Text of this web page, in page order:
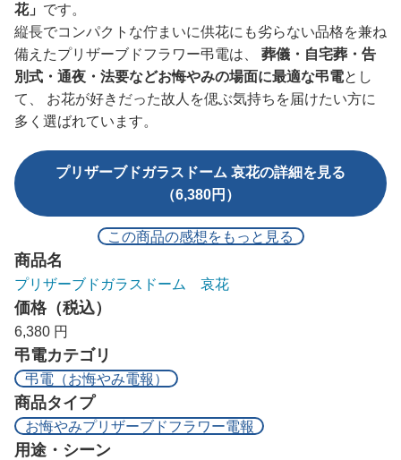
花」 です。
縦長でコンパクトな佇まいに供花にも劣らない品格を兼ね
備えたプリザーブドフラワー弔電は、 葬儀・自宅葬・告
別式・通夜・法要などお悔やみの場面に最適な弔電とし
て、 お花が好きだった故人を偲ぶ気持ちを届けたい方に
多く選ばれています。
プリザーブドガラスドーム 哀花の詳細を見る
（6,380円）
この商品の感想をもっと見る
商品名
プリザーブドガラスドーム 哀花
価格（税込）
6,380 円
弔電カテゴリ
弔電（お悔やみ電報）
商品タイプ
お悔やみプリザーブドフラワー電報
用途・シーン